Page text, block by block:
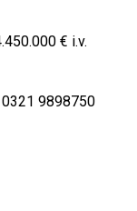
€ i.v.
9898750